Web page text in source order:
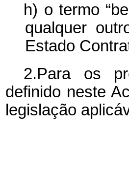
h) o termo
qualquer
Estado
2.Para os
definido neste
legislação